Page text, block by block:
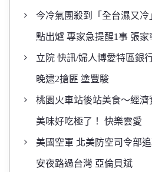
今冷氣團殺到「全台濕又冷
點出爐 專家急提醒1事 張家
立院 快訊/婦人博愛特區銀
晚逮2搶匪 塗豐駿
桃園火車站後站美食～經濟
美味好吃極了！ 快樂雲愛
美國空軍 北美防空司令部
安夜路過台灣 亞倫貝斌